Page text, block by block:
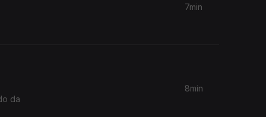
7min
da
8min